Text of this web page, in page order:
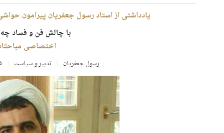
یادداشتی از استاد رسول جعفریان پیرامون
با چالش فن و فساد
اختصاصی
رسول جعفریان تدبیر و سیاست